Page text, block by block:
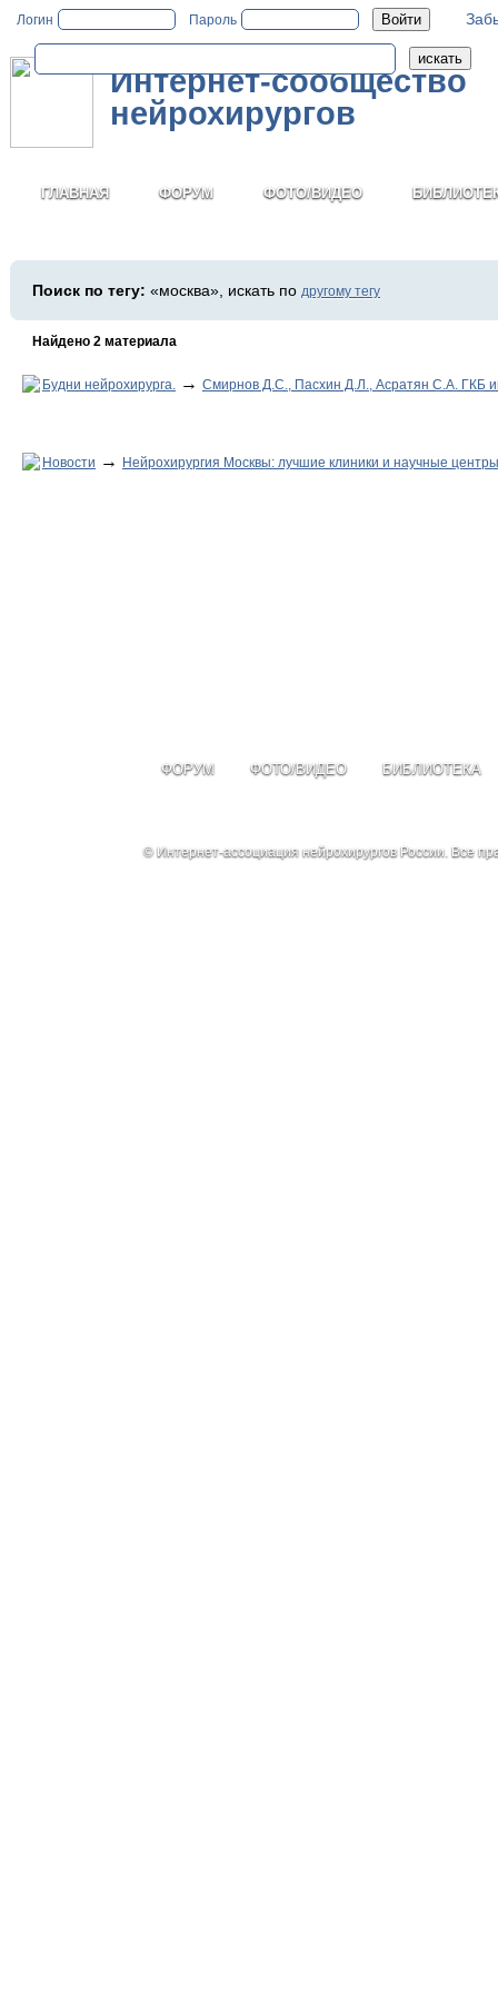
Логин Пароль
Интернет-сообщество
нейрохирургов
ГЛАВНАЯ ФОРУМ ФОТО/ВИДЕО
Поиск по тегу: «москва», искать по другому тегу
Найдено 2 материала
Будни нейрохирурга. → Смирнов Д.С., Пасхин Д.Л., Асратян С.А. ГКБ
Новости → Нейрохирургия Москвы: лучшие клиники и научные
ФОРУМ ФОТО/ВИДЕО БИБЛИОТЕКА
© Интернет-ассоциация нейрохирургов России. Все